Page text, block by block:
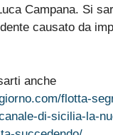
Campana. Si
causato da
anche
flotta-
di-sicilia-la-